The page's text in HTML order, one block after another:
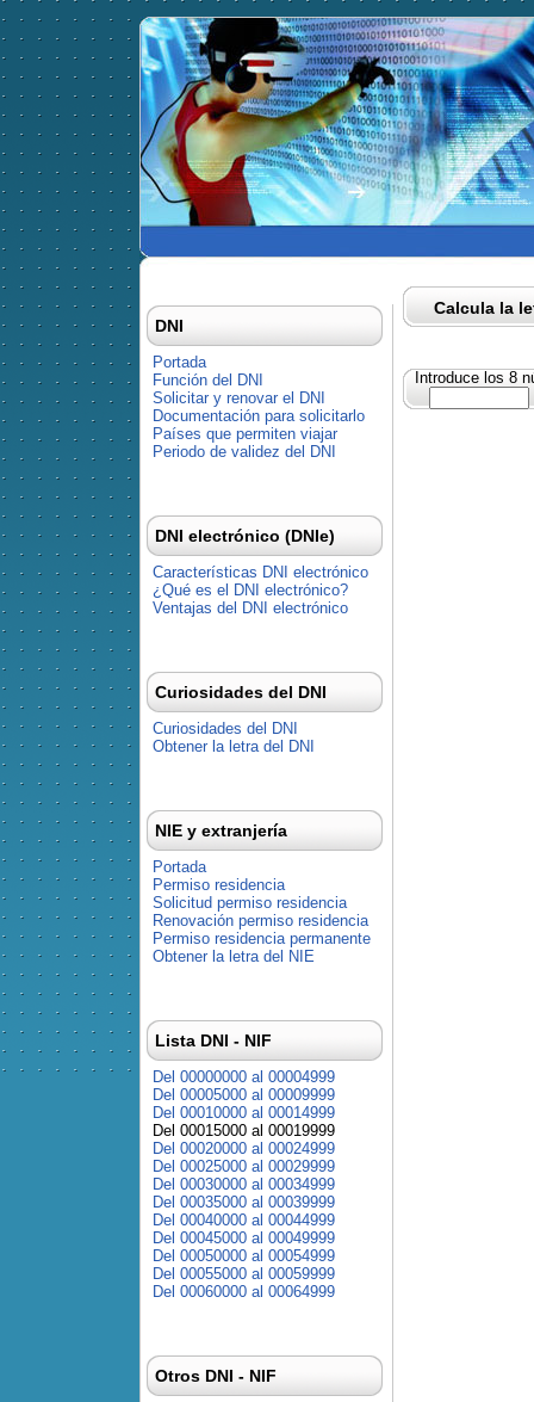
Calcula la
Introduce los 8
DNI
Portada
Función del DNI
Solicitar y renovar el DNI
Documentación para solicitarlo
Países que permiten viajar
Periodo de validez del DNI
DNI electrónico (DNIe)
Características DNI electrónico
¿Qué es el DNI electrónico?
Ventajas del DNI electrónico
Curiosidades del DNI
Curiosidades del DNI
Obtener la letra del DNI
NIE y extranjería
Portada
Permiso residencia
Solicitud permiso residencia
Renovación permiso residencia
Permiso residencia permanente
Obtener la letra del NIE
Lista DNI - NIF
Del 00000000 al 00004999
Del 00005000 al 00009999
Del 00010000 al 00014999
Del 00015000 al 00019999
Del 00020000 al 00024999
Del 00025000 al 00029999
Del 00030000 al 00034999
Del 00035000 al 00039999
Del 00040000 al 00044999
Del 00045000 al 00049999
Del 00050000 al 00054999
Del 00055000 al 00059999
Del 00060000 al 00064999
Otros DNI - NIF